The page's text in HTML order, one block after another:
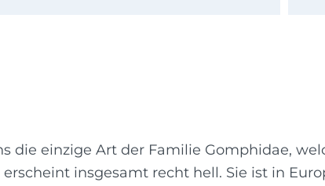
die einzige Art der Familie Gomphidae,
insgesamt recht hell. Sie ist in